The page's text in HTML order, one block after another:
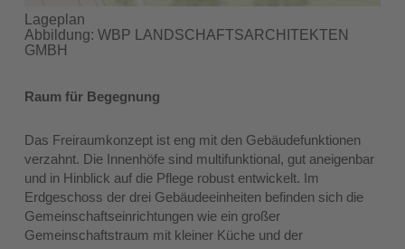
Lageplan
Abbildung: WBP LANDSCHAFTSARCHITEKTEN
GMBH
Raum für Begegnung
Das Freiraumkonzept ist eng mit den Gebäudefunktionen
verzahnt. Die Innenhöfe sind multifunktional, gut aneigenbar
und in Hinblick auf die Pflege robust entwickelt. Im
Erdgeschoss der drei Gebäudeeinheiten befinden sich die
Gemeinschaftseinrichtungen wie ein großer
Gemeinschaftstraum mit kleiner Küche und der